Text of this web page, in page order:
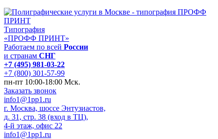
Типография
«ПРОФФ ПРИНТ»
Работаем по всей России
и странам СНГ
+7 (495) 981-03-22
+7 (800) 301-57-99
пн-пт 10:00-18:00 Мск.
Заказать звонок
info1@1pp1.ru
г. Москва, шоссе Энтузиастов,
д. 31, стр. 38 (вход в ТЦ),
4-й этаж, офис 22
info1@1pp1.ru